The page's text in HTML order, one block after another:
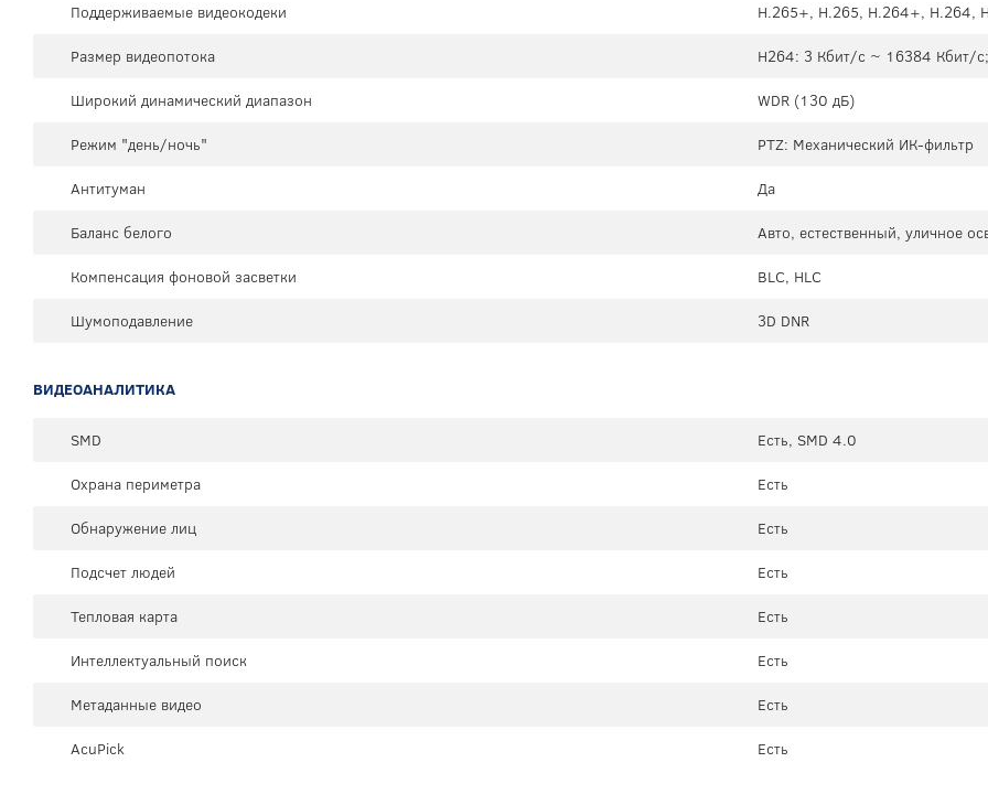
Поддерживаемые видеокодеки
H.265+, H.265, H.264+, H.264,
Размер видеопотока
H264: 3 Кбит/с ~ 16384 Кбит/
Широкий динамический диапазон
WDR (130 дБ)
Режим "день/ночь"
PTZ: Механический ИК-фильтр
Антитуман
Да
Баланс белого
Авто, естественный, уличное
Компенсация фоновой засветки
BLC, HLC
Шумоподавление
3D DNR
ВИДЕОАНАЛИТИКА
SMD
Есть, SMD 4.0
Охрана периметра
Есть
Обнаружение лиц
Есть
Подсчет людей
Есть
Тепловая карта
Есть
Интеллектуальный поиск
Есть
Метаданные видео
Есть
AcuPick
Есть